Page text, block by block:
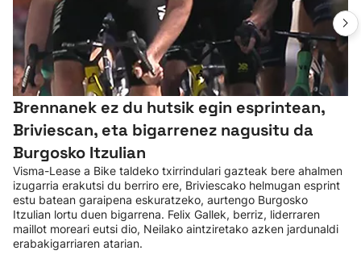
Brennanek ez du hutsik egin esprintean,
Briviescan, eta bigarrenez nagusitu da
Burgosko Itzulian
Visma-Lease a Bike taldeko txirrindulari gazteak bere ahalmen
izugarria erakutsi du berriro ere, Briviescako helmugan esprint
estu batean garaipena eskuratzeko, aurtengo Burgosko
Itzulian lortu duen bigarrena. Felix Gallek, berriz, liderraren
maillot moreari eutsi dio, Neilako aintziretako azken jardunaldi
erabakigarriaren atarian.